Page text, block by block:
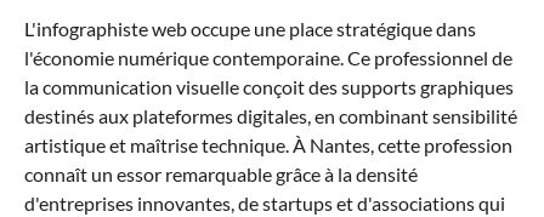
L'infographiste web occupe une place stratégique dans
l'économie numérique contemporaine. Ce professionnel de
la communication visuelle conçoit des supports graphiques
destinés aux plateformes digitales, en combinant sensibilité
artistique et maîtrise technique. À Nantes, cette profession
connaît un essor remarquable grâce à la densité
d'entreprises innovantes, de startups et d'associations qui